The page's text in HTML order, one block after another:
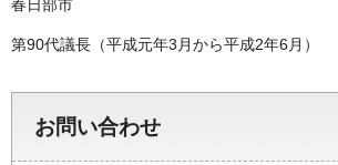
春日部市
第90代議長（平成元年3月から平成2年6月）
お問い合わせ